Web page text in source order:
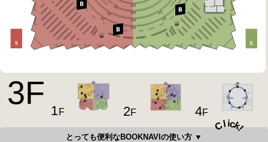
3F
1F 2F 4F
Cl ick
!
とっても便利なBOOKNAVIの使い方 ▼